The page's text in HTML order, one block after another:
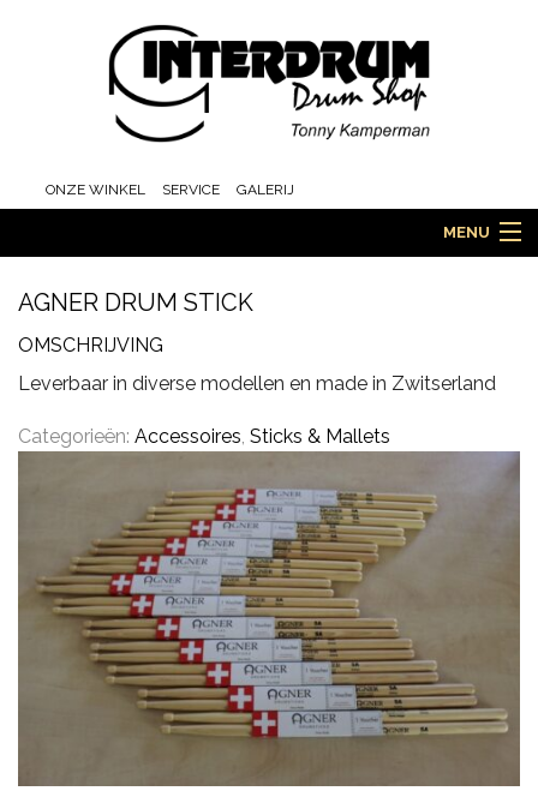
ONZE WINKEL SERVICE GALERIJ
MENU
HOME
DRUMS
ORCHESTRA EN MARCHING
CYMBALS
AGNER DRUM STICK
OMSCHRIJVING
Leverbaar in diverse modellen en made in Zwitserland
Categorieën: Accessoires, Sticks & Mallets